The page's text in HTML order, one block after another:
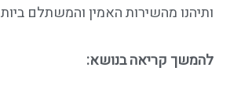
ותיהנו מהשירות האמין והמשתלם
להמשך קריאה בנושא: